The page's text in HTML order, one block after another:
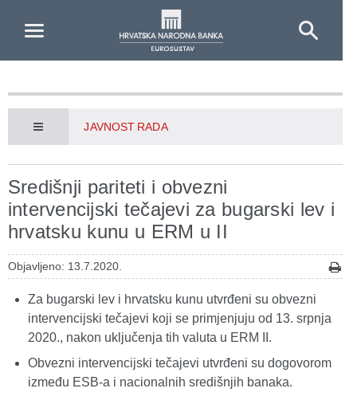
JAVNOST RADA
Središnji pariteti i obvezni
intervencijski tečajevi za bugarski lev i
hrvatsku kunu u ERM u II
Objavljeno: 13.7.2020.
Za bugarski lev i hrvatsku kunu utvrđeni su obvezni
intervencijski tečajevi koji se primjenjuju od 13. srpnja
2020., nakon uključenja tih valuta u ERM II.
Obvezni intervencijski tečajevi utvrđeni su dogovorom
između ESB-a i nacionalnih središnjih banaka.